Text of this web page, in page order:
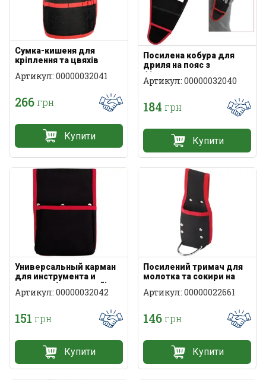
Сумка-кишеня для
кріплення та цвяхів
Артикул: 00000032041
266грн
Купити
Посилена кобура для
дриля на пояс з
фіксатором на кнопках
Артикул: 00000032040
184 грн
Купити
Универсальный карман
для инструмента и
крепежа (усиленный)
Артикул: 00000032042
151 грн
Купити
Посилений тримач для
молотка та сокири на
Артикул: 00000022661
146грн
Купити